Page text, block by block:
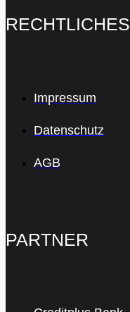
RECHTLICHES
Impressum
Datenschutz
AGB
PARTNER